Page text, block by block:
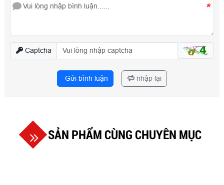
*
Captcha
Gửi bình luận nhập lại
SẢN PHẨM CÙNG CHUYÊN MỤC